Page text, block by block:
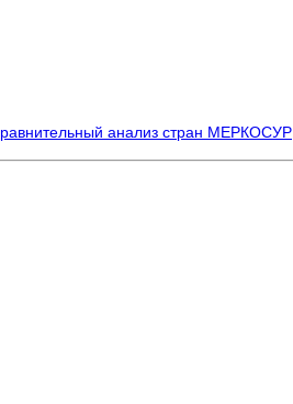
анализ стран МЕРКОСУР